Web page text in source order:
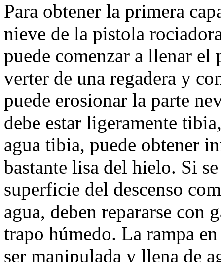
Para obtener la primera
nieve de la pistola
puede comenzar a llenar el
verter de una regadera y
puede erosionar la parte
debe estar ligeramente
agua tibia, puede obtener
bastante lisa del hielo. Si
superficie del descenso
agua, deben repararse con
trapo húmedo. La rampa
ser manipulada y llena de